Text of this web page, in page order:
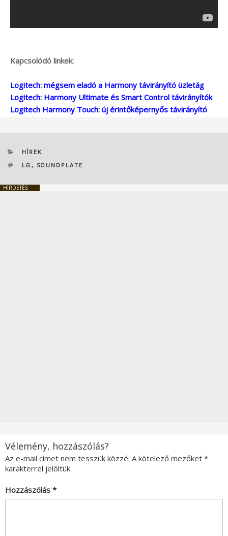
Kapcsolódó linkek:
Logitech: mégsem eladó a Harmony távirányító üzletág
Logitech: Harmony Ultimate és Smart Control távirányítók
Logitech Harmony Touch: új érintőképernyős távirányító
KATEGÓRIÁK
HÍREK
CÍMKÉK
LG , SOUNDPLATE
HIRDETÉS
Vélemény, hozzászólás?
Az e-mail címet nem tesszük közzé. A kötelező mezőket *
karakterrel jelöltük
Hozzászólás *